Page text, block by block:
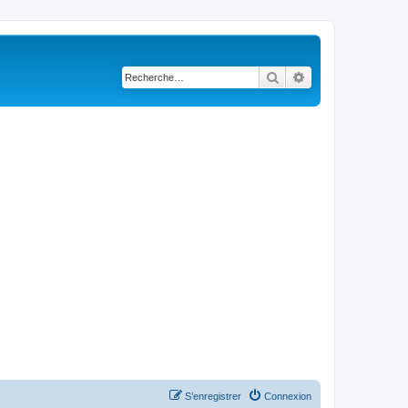
Rechercher
Connexion
S’enregistrer